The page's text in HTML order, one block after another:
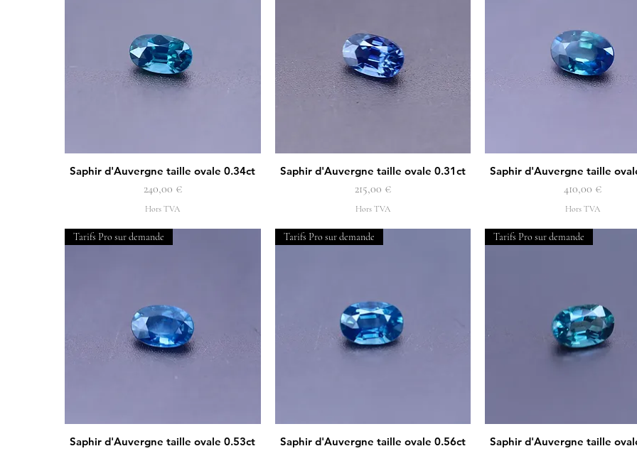
Aperçu rapide
Saphir d'Auvergne taille ovale 0.34ct
Prix
240,00 €
Hors TVA
Aperçu rapide
Saphir d'Auvergne taille ovale 0.31ct
Prix
215,00 €
Hors TVA
Aperçu rapide
Saphir d'Auvergne taille
Prix
410,00 €
Hors TVA
Aperçu rapide
Tarifs Pro sur demande
Saphir d'Auvergne taille ovale 0.53ct Aperçu rapide
Tarifs Pro sur demande
Saphir d'Auvergne taille ovale 0.56ct Aperçu rapide
Tarifs Pro sur demande
Saphir d'Auvergne taille